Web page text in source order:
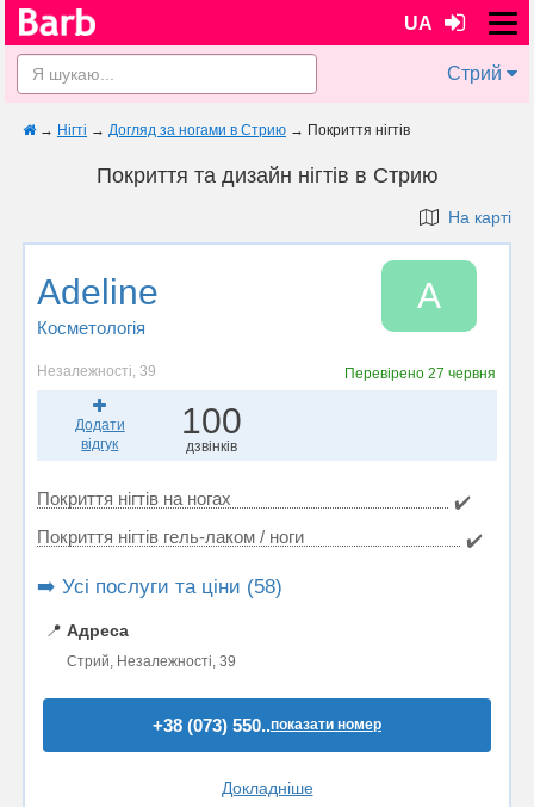
UA
Стрий
→ Нігті → Догляд за ногами в Стрию → Покриття нігтів
Покриття та дизайн нігтів в Стрию
На карті
Adeline
Косметологія
A
Незалежності, 39 Перевірено27 червня
Додати
відгук
100
дзвінків
Покриття нігтів на ногах
✔️
Покриття нігтів гель-лаком / ноги
✔️
➡️ Усі послуги та ціни (58)
📍 Адреса
Стрий, Незалежності, 39
+38 (073) 550..показати номер
Докладніше